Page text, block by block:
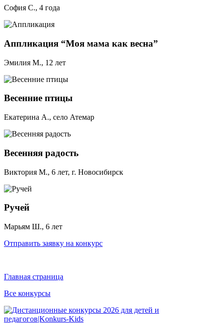
София С., 4 года
Аппликация “Моя мама как весна”
Эмилия М., 12 лет
Весенние птицы
Екатерина А., село Атемар
Весенняя радость
Виктория М., 6 лет, г. Новосибирск
Ручей
Марьям Ш., 6 лет
Отправить заявку на конкурс
Главная страница
Все конкурсы